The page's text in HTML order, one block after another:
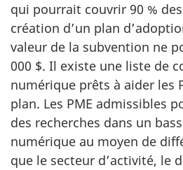
qui pourrait couvrir 90 %
création d’un plan
valeur de la subvention ne
000 $. Il existe une liste de
numérique prêts à aider les
plan. Les PME admissibles
des recherches dans un
numérique au moyen de
que le secteur d’activité, le